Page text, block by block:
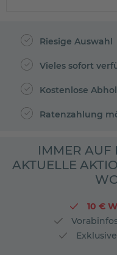
Riesige Auswahl
Vieles sofort
Kostenlose
Ratenzahlung
IMMER AUF
AKTUELLE
10 €